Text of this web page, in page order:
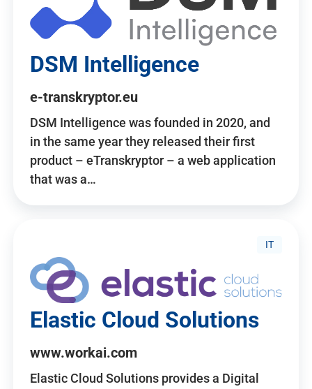
DSM Intelligence
e-transkryptor.eu
DSM Intelligence was founded in 2020, and
in the same year they released their first
product – eTranskryptor – a web application
that was a…
IT
Elastic Cloud Solutions
www.workai.com
Elastic Cloud Solutions provides a Digital